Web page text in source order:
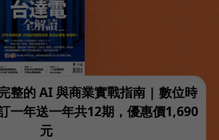
整的 AI 與商業實戰指南 | 數位時
一年送一年共12期，優惠價1,690
元